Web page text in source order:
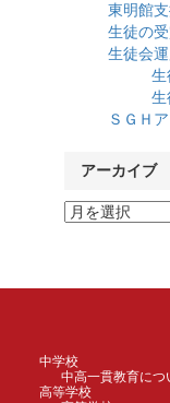
東明館
生徒の
生徒会
生
生
ＳＧＨ
アーカイブ
ア
中学校
中高一貫教育につ
高等学校